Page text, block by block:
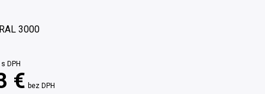
3000
s DPH
€ bez DPH